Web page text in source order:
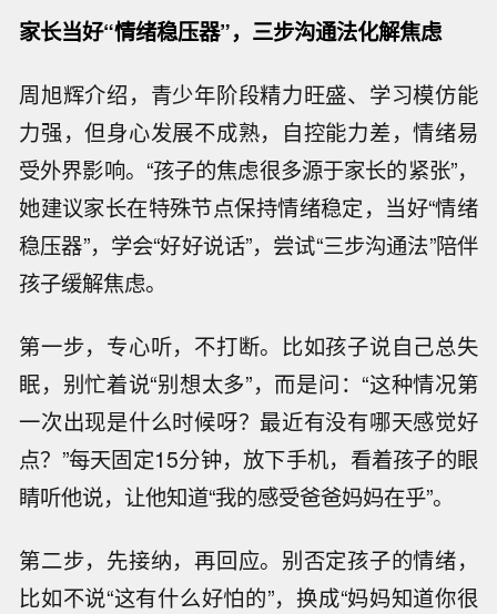
家长当好“情绪稳压器”，三步沟通法化解焦虑
周旭辉介绍，青少年阶段精力旺盛、学习模仿能
力强，但身心发展不成熟，自控能力差，情绪易
受外界影响。“孩子的焦虑很多源于家长的紧张”，
她建议家长在特殊节点保持情绪稳定，当好“情绪
稳压器”，学会“好好说话”，尝试“三步沟通法”陪伴
孩子缓解焦虑。
第一步，专心听，不打断。比如孩子说自己总失
眠，别忙着说“别想太多”，而是问：“这种情况第
一次出现是什么时候呀？最近有没有哪天感觉好
点？”每天固定15分钟，放下手机，看着孩子的眼
睛听他说，让他知道“我的感受爸爸妈妈在乎”。
第二步，先接纳，再回应。别否定孩子的情绪，
比如不说“这有什么好怕的”，换成“妈妈知道你很